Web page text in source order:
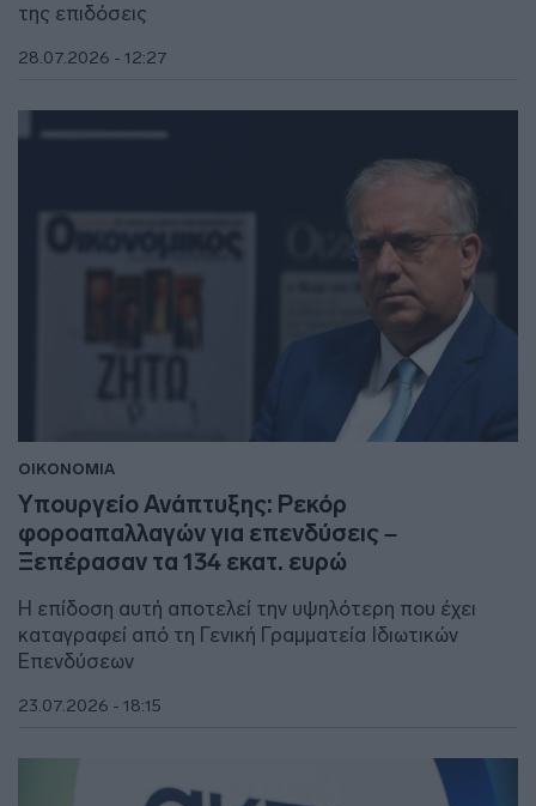
της επιδόσεις
28.07.2026 - 12:27
ΟΙΚΟΝΟΜΙΑ
Υπουργείο Ανάπτυξης: Ρεκόρ
φοροαπαλλαγών για επενδύσεις –
Ξεπέρασαν τα 134 εκατ. ευρώ
Η επίδοση αυτή αποτελεί την υψηλότερη που έχει
καταγραφεί από τη Γενική Γραμματεία Ιδιωτικών
Επενδύσεων
23.07.2026 - 18:15